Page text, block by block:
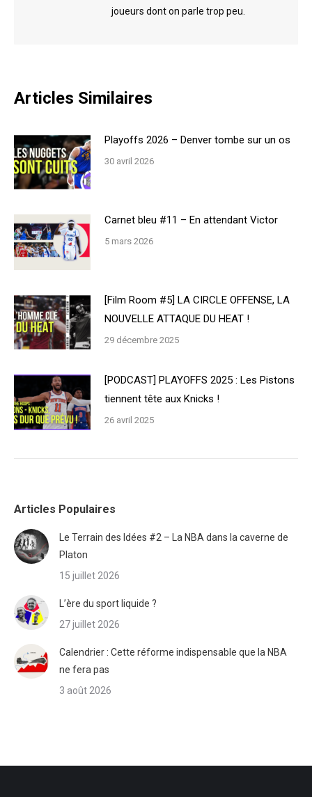
joueurs dont on parle trop peu.
Articles Similaires
Playoffs 2026 – Denver tombe sur un os
30 avril 2026
Carnet bleu #11 – En attendant Victor
5 mars 2026
[Film Room #5] LA CIRCLE OFFENSE, LA
NOUVELLE ATTAQUE DU HEAT !
29 décembre 2025
[PODCAST] PLAYOFFS 2025 : Les Pistons
tiennent tête aux Knicks !
26 avril 2025
Articles Populaires
Le Terrain des Idées #2 – La NBA dans la caverne de
Platon
15 juillet 2026
L’ère du sport liquide ?
27 juillet 2026
Calendrier : Cette réforme indispensable que la NBA
ne fera pas
3 août 2026